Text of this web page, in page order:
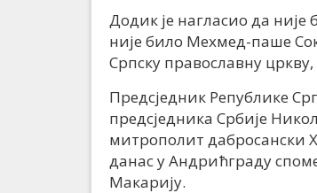
Додик је нагласио да није
није било Мехмед-паше
Српску православну
Предсједник Републике
предсједника Србије
митрополит дабросански
данас у Андрићграду
Макарију.